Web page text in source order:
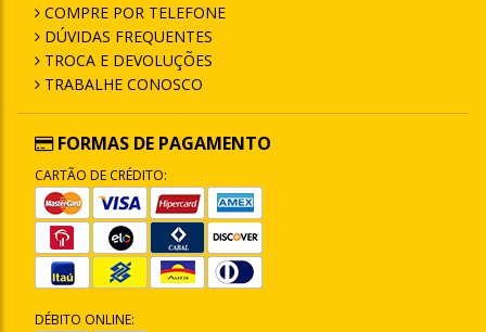
COMPRE POR TELEFONE
DÚVIDAS FREQUENTES
TROCA E DEVOLUÇÕES
TRABALHE CONOSCO
FORMAS DE PAGAMENTO
CARTÃO DE CRÉDITO:
DÉBITO ONLINE: